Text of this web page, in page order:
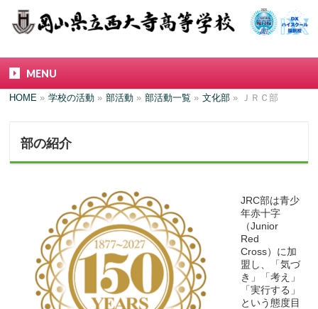
MENU
HOME » 学校の活動 » 部活動 » 部活動一覧 » 文化部 » ＪＲＣ部
部の紹介
JRC部は青少
年赤十字
（Junior
Red
Cross）に加
盟し、「気づ
き」「考え」
「実行する」
という態度目